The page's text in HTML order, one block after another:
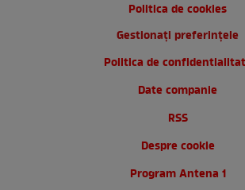
Politica de cookies
Gestionați preferințele
Politica de
Date companie
RSS
Despre cookie
Program Antena 1